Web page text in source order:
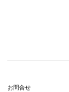
お問合せ